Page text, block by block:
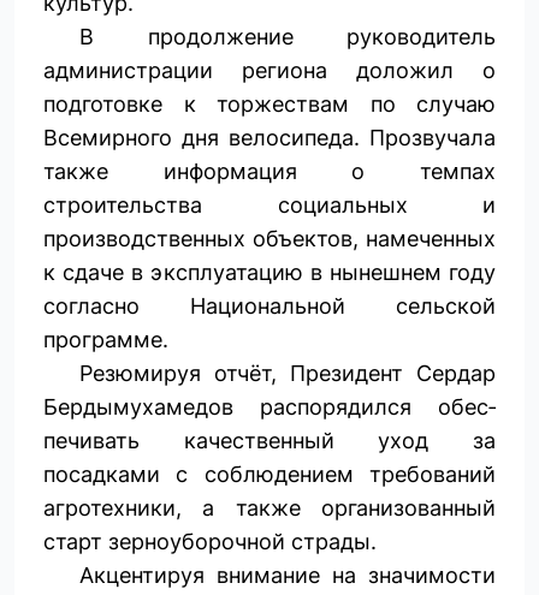
В продолжение руководитель
администрации региона доложил о
подготовке к торжествам по случаю
Всемирного дня велосипеда. Прозвучала
также информация о темпах
строительства социальных и
производственных объектов, намеченных
к сдаче в эксплуатацию в нынешнем году
согласно Национальной сельской
программе.
Резюмируя отчёт, Президент Сердар
Бердымухамедов распорядился обес­
печивать качественный уход за
посадками с соблюдением требований
агротехники, а также организованный
старт зерноуборочной страды.
Акцентируя внимание на значимости